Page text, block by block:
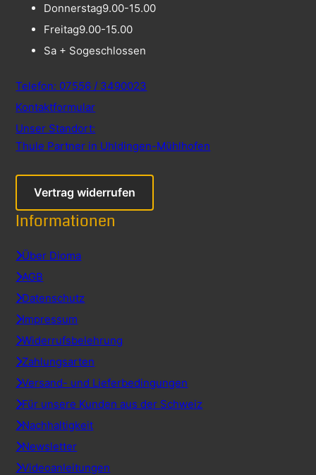
Donnerstag9.00-15.00
Freitag9.00-15.00
Sa + Sogeschlossen
Telefon: 07556 / 3490023
Kontaktformular
Unser Standort:
Thule Partner in Uhldingen-Mühlhofen
Vertrag widerrufen
Informationen
Über Dioma
AGB
Datenschutz
Impressum
Widerrufsbelehrung
Zahlungsarten
Versand- und Lieferbedingungen
Für unsere Kunden aus der Schweiz
Nachhaltigkeit
Newsletter
Videoanleitungen